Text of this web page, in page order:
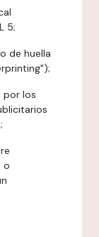
5;
de huella
por los
o